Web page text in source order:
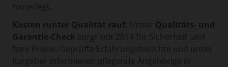
hinterlegt.
Kosten runter Qualität rauf: Unser Qualitäts- und
Garantie-Check sorgt seit 2014 für Sicherheit und
faire Preise. Geprüfte Erfahrungsberichte und unser
Ratgeber informieren pflegende Angehörige in